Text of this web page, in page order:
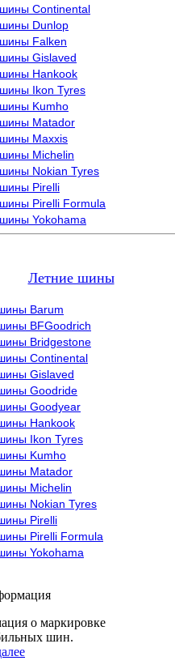
Continental
Dunlop
Falken
Gislaved
Hankook
Ikon Tyres
Kumho
Matador
Maxxis
Michelin
Nokian Tyres
Pirelli
Pirelli Formula
Yokohama
Летние шины
Barum
BFGoodrich
Bridgestone
Continental
Gislaved
Goodride
Goodyear
Hankook
Ikon Tyres
Kumho
Matador
Michelin
Nokian Tyres
Pirelli
Pirelli Formula
Yokohama
о маркировке
шин.